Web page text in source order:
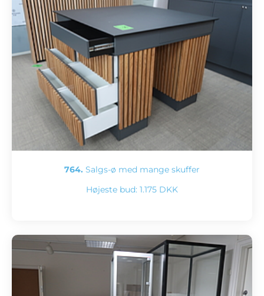
764. Salgs-ø med mange skuffer
Højeste bud: 1.175 DKK